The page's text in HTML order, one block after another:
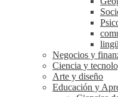
Negocios y
Ciencia y
Arte y diseño
Educación y